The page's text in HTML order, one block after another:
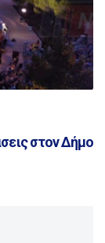
στον Δήμο